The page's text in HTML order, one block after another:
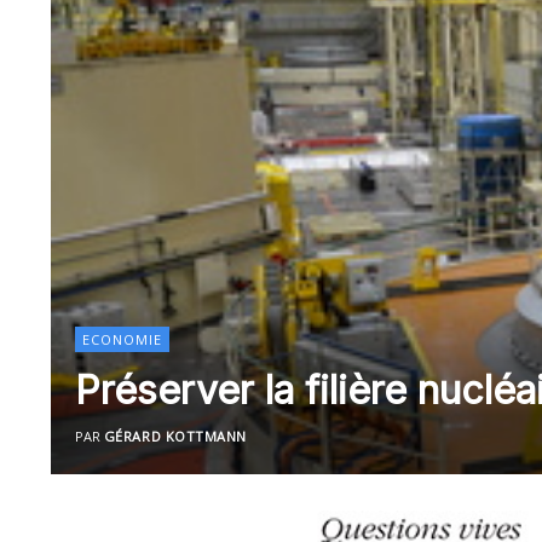
ECONOMIE
Préserver la filière
PAR GÉRARD KOTTMANN